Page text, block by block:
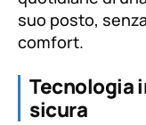
suo posto,
comfort.
Tecnologia
sicura